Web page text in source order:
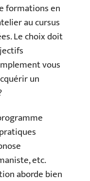
formations en
au cursus
Le choix doit
vous
un
etc.
aborde bien